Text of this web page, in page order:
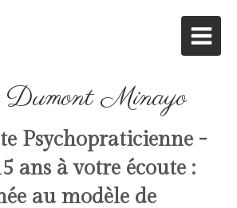
Minayo
Psychopraticienne -
ans à votre écoute :
au modèle de